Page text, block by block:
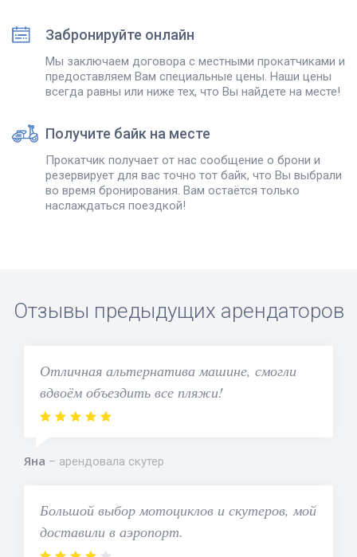
Забронируйте онлайн
Мы заключаем договора с местными прокатчиками и
предоставляем Вам специальные цены. Наши цены
всегда равны или ниже тех, что Вы найдете на месте!
Получите байк на месте
Прокатчик получает от нас сообщение о брони и
резервирует для вас точно тот байк, что Вы выбрали
во время бронирования. Вам остаётся только
наслаждаться поездкой!
Отзывы предыдущих арендаторов
Отличная альтернатива машине, смогли
вдвоём объездить все пляжи!
Яна арендовала скутер
Большой выбор мотоциклов и скутеров, мой
доставили в аэропорт.